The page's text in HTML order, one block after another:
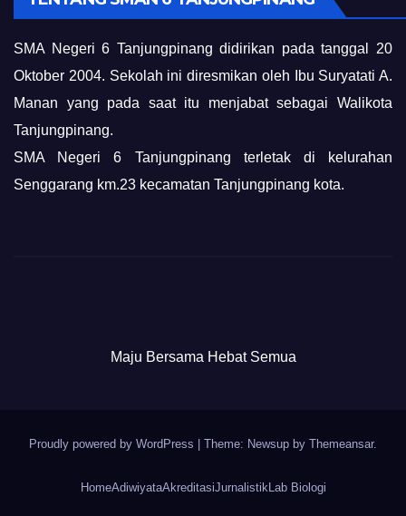
SMA Negeri 6 Tanjungpinang didirikan pada tanggal 20
Oktober 2004. Sekolah ini diresmikan oleh Ibu Suryatati A.
Manan yang pada saat itu menjabat sebagai Walikota
Tanjungpinang.
SMA Negeri 6 Tanjungpinang terletak di kelurahan
Senggarang km.23 kecamatan Tanjungpinang kota.
Maju Bersama Hebat Semua
Proudly powered by WordPress Theme: Newsup by Themeansar.
HomeAdiwiyataAkreditasiJurnalistikLab Biologi